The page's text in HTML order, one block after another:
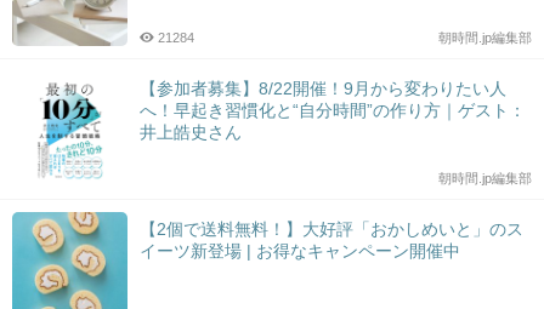
朝時間.jp編集部
21284
【参加者募集】8/22開催！9月から変わりたい人
へ！早起き習慣化と“自分時間”の作り方｜ゲスト：
井上皓史さん
朝時間.jp編集部
【2個で送料無料！】大好評「おかしめいと」のス
イーツ新登場 | お得なキャンペーン開催中